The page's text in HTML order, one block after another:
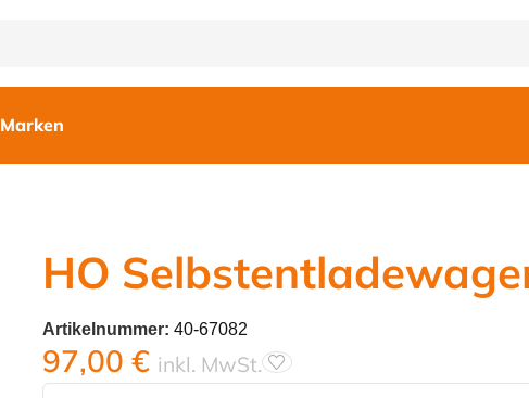
Marken
HO
Artikelnummer: 40-67082
97,00 € inkl. MwSt.